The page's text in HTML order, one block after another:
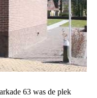
63 was de plek